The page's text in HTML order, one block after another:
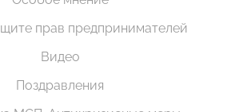
прав предпринимателей
Видео
Поздравления